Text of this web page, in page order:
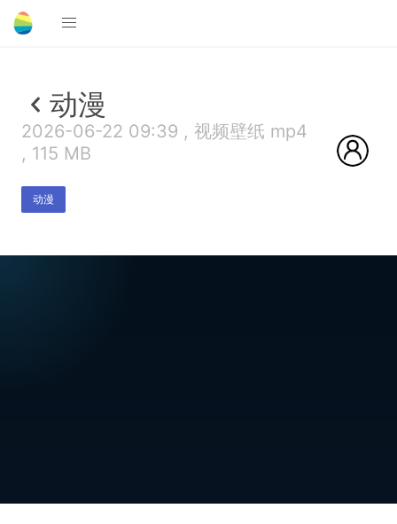
动漫
2026-06-22 09:39 , 视频壁纸 mp4
, 115 MB
动漫